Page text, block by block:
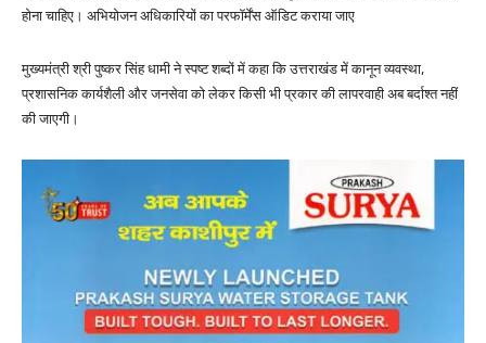
होना चाहिए। अभियोजन अधिकारियों का परफॉर्मेंस ऑडिट कराया जाए
मुख्यमंत्री श्री पुष्कर सिंह धामी ने स्पष्ट शब्दों में कहा कि उत्तराखंड में कानून व्यवस्था,
प्रशासनिक कार्यशैली और जनसेवा को लेकर किसी भी प्रकार की लापरवाही अब बर्दाश्त नहीं
की जाएगी।